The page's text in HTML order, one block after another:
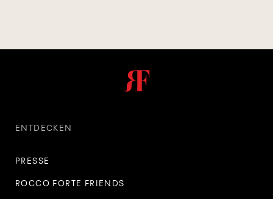
ENTDECKEN
PRESSE
ROCCO FORTE FRIENDS